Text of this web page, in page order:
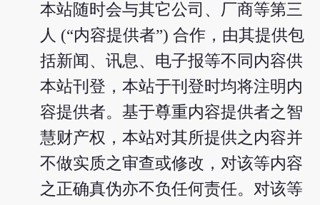
本站随时会与其它公司、厂商等第三
人 (“内容提供者”) 合作，由其提供包
括新闻、讯息、电子报等不同内容供
本站刊登，本站于刊登时均将注明内
容提供者。基于尊重内容提供者之智
慧财产权，本站对其所提供之内容并
不做实质之审查或修改，对该等内容
之正确真伪亦不负任何责任。对该等